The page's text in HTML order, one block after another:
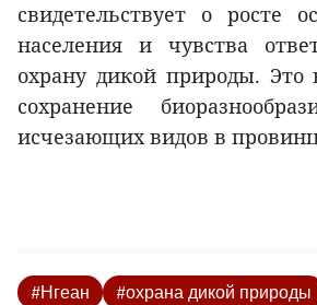
свидетельствует о росте
населения и чувства
охрану дикой природы. Это
сохранение
исчезающих видов в
#Нгеан #охрана дикой природы